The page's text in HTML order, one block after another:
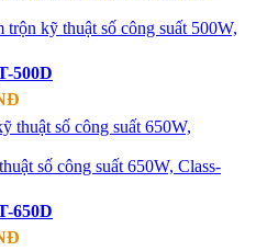
kỹ thuật số công suất 500W,
500D
số công suất 650W, Class-
650D